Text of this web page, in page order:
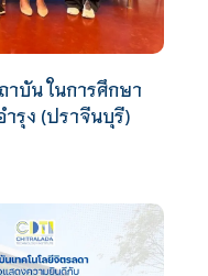
บัน ในการศึกษา
ำรุง (ปราจีนบุรี)